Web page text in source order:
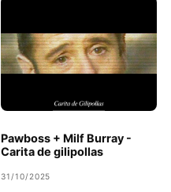
Pawboss + Milf Burray -
Carita de gilipollas
31/10/2025